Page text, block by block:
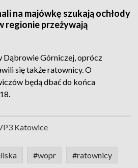
na majówkę szukają ochłody
regionie przeżywają
Dąbrowie Górniczej, oprócz
się także ratownicy. O
będą dbać do końca
Katowice
#wopr #ratownicy